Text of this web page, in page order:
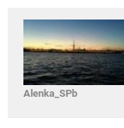
Alenka_SPb